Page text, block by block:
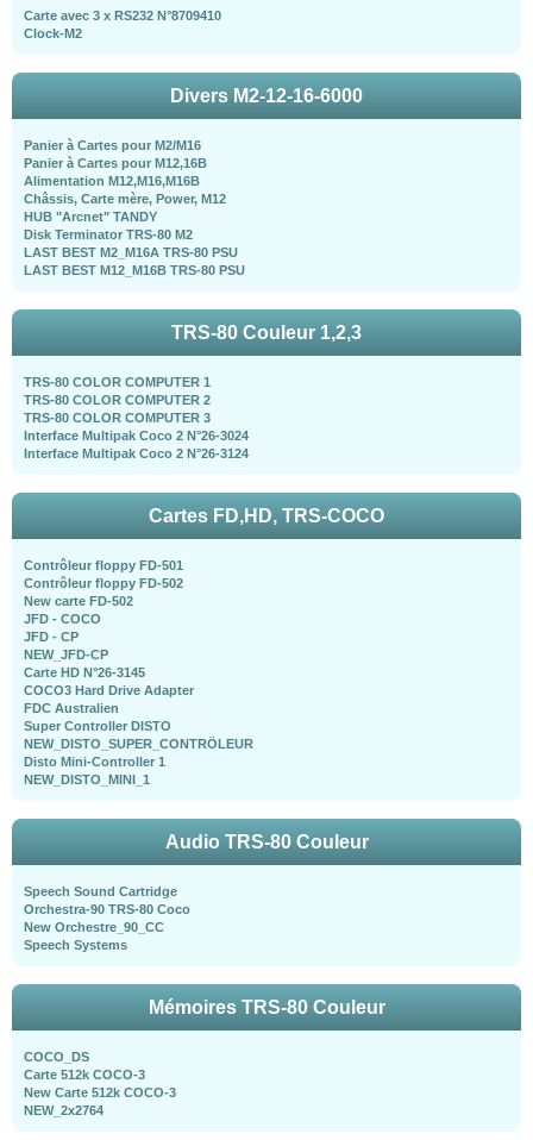
Carte avec 3 x RS232 N°8709410
Clock-M2
Divers M2-12-16-6000
Panier à Cartes pour M2/M16
Panier à Cartes pour M12,16B
Alimentation M12,M16,M16B
Châssis, Carte mère, Power, M12
HUB "Arcnet" TANDY
Disk Terminator TRS-80 M2
LAST BEST M2_M16A TRS-80 PSU
LAST BEST M12_M16B TRS-80 PSU
TRS-80 Couleur 1,2,3
TRS-80 COLOR COMPUTER 1
TRS-80 COLOR COMPUTER 2
TRS-80 COLOR COMPUTER 3
Interface Multipak Coco 2 N°26-3024
Interface Multipak Coco 2 N°26-3124
Cartes FD,HD, TRS-COCO
Contrôleur floppy FD-501
Contrôleur floppy FD-502
New carte FD-502
JFD - COCO
JFD - CP
NEW_JFD-CP
Carte HD N°26-3145
COCO3 Hard Drive Adapter
FDC Australien
Super Controller DISTO
NEW_DISTO_SUPER_CONTRÖLEUR
Disto Mini-Controller 1
NEW_DISTO_MINI_1
Audio TRS-80 Couleur
Speech Sound Cartridge
Orchestra-90 TRS-80 Coco
New Orchestre_90_CC
Speech Systems
Mémoires TRS-80 Couleur
COCO_DS
Carte 512k COCO-3
New Carte 512k COCO-3
NEW_2x2764